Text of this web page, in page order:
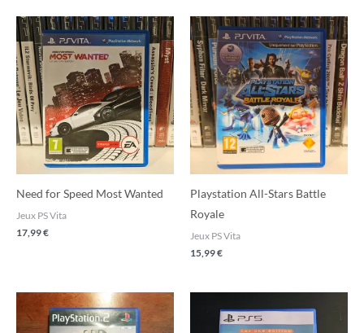
Need for Speed Most Wanted
Jeux PS Vita
17,99€
Playstation All-Stars Battle
Royale
Jeux PS Vita
15,99€